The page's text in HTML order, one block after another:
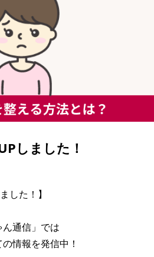
しました！
した！】
通信」では
情報を発信中！